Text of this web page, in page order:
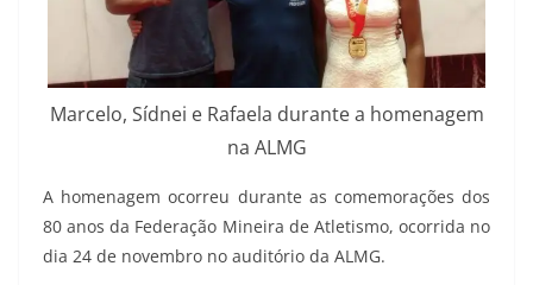
Marcelo, Sídnei e Rafaela durante a homenagem
na ALMG
A homenagem ocorreu durante as comemorações dos
80 anos da Federação Mineira de Atletismo, ocorrida no
dia 24 de novembro no auditório da ALMG.